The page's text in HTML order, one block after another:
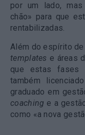
por um lado,
chão» para que
rentabilizadas.
Além do espírito
templates e áreas
que estas fases
também
graduado em
coaching e a
como «a nova